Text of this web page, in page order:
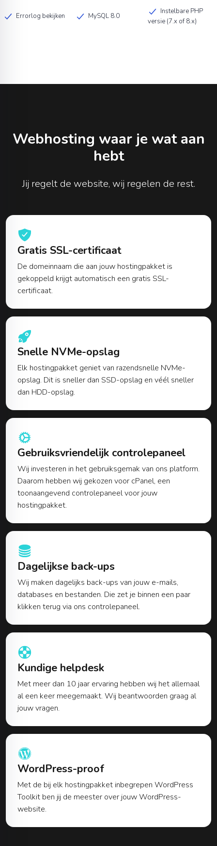
Errorlog bekijken MySQL 8.0
Instelbare PHP
versie (7.x of 8.x)
Webhosting waar je wat aan
hebt
Jij regelt de website, wij regelen de rest.
Gratis SSL-certificaat
De domeinnaam die aan jouw hostingpakket is
gekoppeld krijgt automatisch een gratis SSL-
certificaat.
Snelle NVMe-opslag
Elk hostingpakket geniet van razendsnelle NVMe-
opslag. Dit is sneller dan SSD-opslag en véél sneller
dan HDD-opslag.
Gebruiksvriendelijk controlepaneel
Wij investeren in het gebruiksgemak van ons platform.
Daarom hebben wij gekozen voor cPanel, een
toonaangevend controlepaneel voor jouw
hostingpakket.
Dagelijkse back-ups
Wij maken dagelijks back-ups van jouw e-mails,
databases en bestanden. Die zet je binnen een paar
klikken terug via ons controlepaneel.
Kundige helpdesk
Met meer dan 10 jaar ervaring hebben wij het allemaal
al een keer meegemaakt. Wij beantwoorden graag al
jouw vragen.
WordPress-proof
Met de bij elk hostingpakket inbegrepen WordPress
Toolkit ben jij de meester over jouw WordPress-
website.